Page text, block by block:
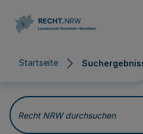
Startseite
Recht NRW durchsuchen